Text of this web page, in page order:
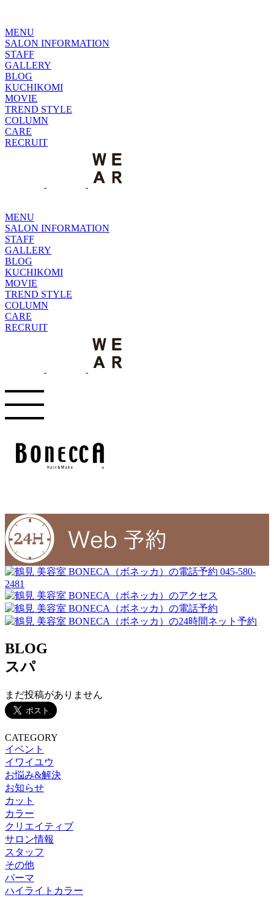
MENU
SALON INFORMATION
STAFF
GALLERY
BLOG
KUCHIKOMI
MOVIE
TREND STYLE
COLUMN
CARE
RECRUIT
MENU
SALON INFORMATION
STAFF
GALLERY
BLOG
KUCHIKOMI
MOVIE
TREND STYLE
COLUMN
CARE
RECRUIT
045-580-
2481
BLOG
スパ
まだ投稿がありません
CATEGORY
イベント
イワイユウ
お悩み&解決
お知らせ
カット
カラー
クリエイティブ
サロン情報
スタッフ
その他
パーマ
ハイライトカラー